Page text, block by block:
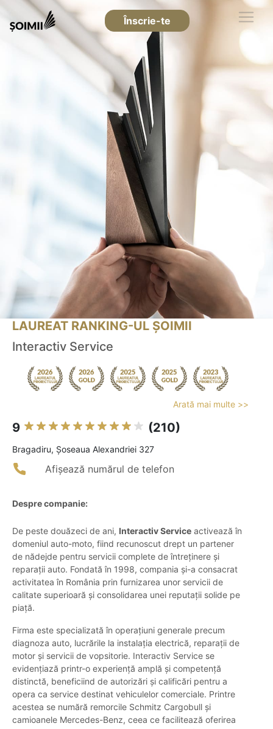
Înscrie-te
LAUREAT RANKING-UL ȘOIMII
Interactiv Service
Arată mai multe >>
9 (210)
Bragadiru, Șoseaua Alexandriei 327
Afișează numărul de telefon
Despre companie:
De peste douăzeci de ani, Interactiv Service activează în
domeniul auto-moto, fiind recunoscut drept un partener
de nădejde pentru servicii complete de întreținere și
reparații auto. Fondată în 1998, compania și-a consacrat
activitatea în România prin furnizarea unor servicii de
calitate superioară și consolidarea unei reputații solide pe
piață.
Firma este specializată în operațiuni generale precum
diagnoza auto, lucrările la instalația electrică, reparații de
motor și servicii de vopsitorie. Interactiv Service se
evidențiază printr-o experiență amplă și competență
distinctă, beneficiind de autorizări și calificări pentru a
opera ca service destinat vehiculelor comerciale. Printre
acestea se numără remorcile Schmitz Cargobull și
camioanele Mercedes-Benz, ceea ce facilitează oferirea